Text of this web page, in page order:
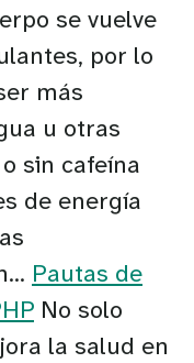
se vuelve
por lo
más
u otras
sin cafeína
de energía
Pautas de
No solo
la salud en